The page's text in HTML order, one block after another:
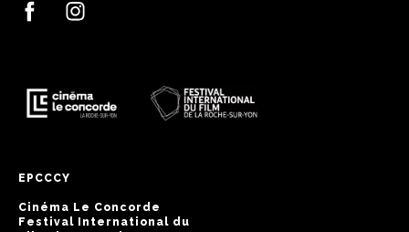
EPCCCY
Cinéma Le Concorde
Festival International du